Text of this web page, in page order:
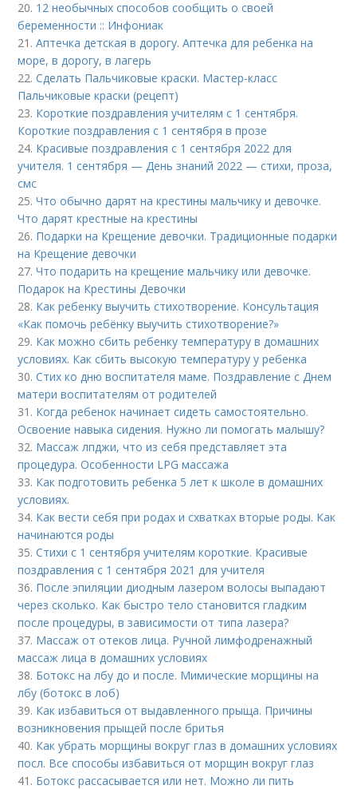
20. 12 необычных способов сообщить о своей
беременности :: Инфониак
21.Аптечка детская в дорогу. Аптечка для ребенка на
море, в дорогу, в лагерь
22.Сделать Пальчиковые краски. Мастер-класс
Пальчиковые краски (рецепт)
23. Короткие поздравления учителям с 1 сентября.
Короткие поздравления с 1 сентября в прозе
24. Красивые поздравления с 1 сентября 2022 для
учителя. 1 сентября — День знаний 2022 — стихи, проза,
смс
25.Что обычно дарят на крестины мальчику и девочке.
Что дарят крестные на крестины
26. Подарки на Крещение девочки. Традиционные подарки
на Крещение девочки
27.Что подарить на крещение мальчику или девочке.
Подарок на Крестины Девочки
28. Как ребенку выучить стихотворение. Консультация
«Как помочь ребёнку выучить стихотворение?»
29. Как можно сбить ребенку температуру в домашних
условиях. Как сбить высокую температуру у ребенка
30.Стих ко дню воспитателя маме. Поздравление с Днем
матери воспитателям от родителей
31. Когда ребенок начинает сидеть самостоятельно.
Освоение навыка сидения. Нужно ли помогать малышу?
32. Массаж лпджи, что из себя представляет эта
процедура. Особенности LPG массажа
33. Как подготовить ребенка 5 лет к школе в домашних
условиях.
34. Как вести себя при родах и схватках вторые роды. Как
начинаются роды
35.Стихи с 1 сентября учителям короткие. Красивые
поздравления с 1 сентября 2021 для учителя
36. После эпиляции диодным лазером волосы выпадают
через сколько. Как быстро тело становится гладким
после процедуры, в зависимости от типа лазера?
37. Массаж от отеков лица. Ручной лимфодренажный
массаж лица в домашних условиях
38. Ботокс на лбу до и после. Мимические морщины на
лбу (ботокс в лоб)
39. Как избавиться от выдавленного прыща. Причины
возникновения прыщей после бритья
40. Как убрать морщины вокруг глаз в домашних условиях
посл. Все способы избавиться от морщин вокруг глаз
41. Ботокс рассасывается или нет. Можно ли пить